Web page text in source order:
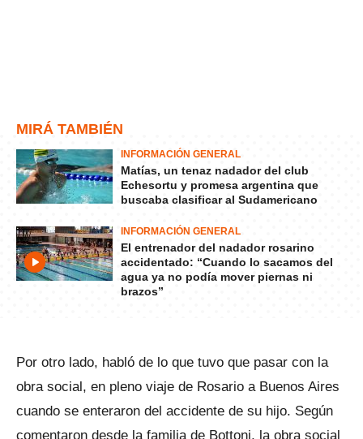
MIRÁ TAMBIÉN
INFORMACIÓN GENERAL
Matías, un tenaz nadador del club
Echesortu y promesa argentina que
buscaba clasificar al Sudamericano
INFORMACIÓN GENERAL
El entrenador del nadador rosarino
accidentado: “Cuando lo sacamos del
agua ya no podía mover piernas ni
brazos”
Por otro lado, habló de lo que tuvo que pasar con la
obra social, en pleno viaje de Rosario a Buenos Aires
cuando se enteraron del accidente de su hijo. Según
comentaron desde la familia de Bottoni, la obra social